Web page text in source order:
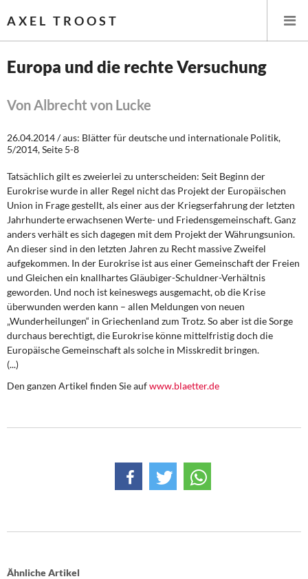
AXEL TROOST
Wirtschaftspolitik
Steuer- und Finanzpolitik
Öffentliche Infrastruktur und Daseinsvorsorge
Eurokrise und Griechenland
DIE LINKE
Weitere Themen
Memo-Gruppe
Europa und die rechte Versuchung
Von Albrecht von Lucke
26.04.2014 / aus: Blätter für deutsche und internationale Politik,
5/2014, Seite 5-8
Tatsächlich gilt es zweierlei zu unterscheiden: Seit Beginn der
Eurokrise wurde in aller Regel nicht das Projekt der Europäischen
Union in Frage gestellt, als einer aus der Kriegserfahrung der letzten
Jahrhunderte erwachsenen Werte- und Friedensgemeinschaft. Ganz
anders verhält es sich dagegen mit dem Projekt der Währungsunion.
An dieser sind in den letzten Jahren zu Recht massive Zweifel
aufgekommen. In der Eurokrise ist aus einer Gemeinschaft der Freien
und Gleichen ein knallhartes Gläubiger-Schuldner-Verhältnis
geworden. Und noch ist keineswegs ausgemacht, ob die Krise
überwunden werden kann – allen Meldungen von neuen
„Wunderheilungen“ in Griechenland zum Trotz. So aber ist die Sorge
durchaus berechtigt, die Eurokrise könne mittelfristig doch die
Europäische Gemeinschaft als solche in Misskredit bringen.
(...)
Den ganzen Artikel finden Sie aufwww.blaetter.de
Ähnliche Artikel